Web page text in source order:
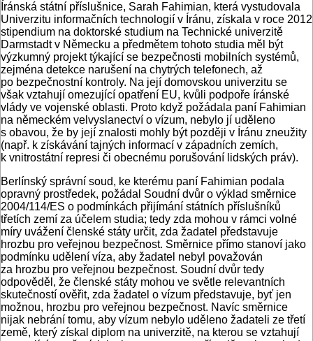
Íránská státní příslušnice, Sarah Fahimian, která vystudovala
Univerzitu informačních technologií v Íránu, získala v roce 2012
stipendium na doktorské studium na Technické univerzitě
Darmstadt v Německu a předmětem tohoto studia měl být
výzkumný projekt týkající se bezpečnosti mobilních systémů,
zejména detekce narušení na chytrých telefonech, až
po bezpečnostní kontroly. Na její domovskou univerzitu se
však vztahují omezující opatření EU, kvůli podpoře íránské
vlády ve vojenské oblasti. Proto když požádala paní Fahimian
na německém velvyslanectví o vízum, nebylo jí uděleno
s obavou, že by její znalosti mohly být později v Íránu zneužity
(např. k získávání tajných informací v západních zemích,
k vnitrostátní represi či obecnému porušování lidských práv).
Berlínský správní soud, ke kterému paní Fahimian podala
opravný prostředek, požádal Soudní dvůr o výklad směrnice
2004/114/ES o podmínkách přijímání státních příslušníků
třetích zemí za účelem studia; tedy zda mohou v rámci volné
míry uvážení členské státy určit, zda žadatel představuje
hrozbu pro veřejnou bezpečnost. Směrnice přímo stanoví jako
podmínku udělení víza, aby žadatel nebyl považován
za hrozbu pro veřejnou bezpečnost. Soudní dvůr tedy
odpověděl, že členské státy mohou ve světle relevantních
skutečností ověřit, zda žadatel o vízum představuje, byť jen
možnou, hrozbu pro veřejnou bezpečnost. Navíc směrnice
nijak nebrání tomu, aby vízum nebylo uděleno žadateli ze třetí
země, který získal diplom na univerzitě, na kterou se vztahují